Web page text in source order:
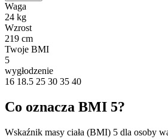
Waga
24 kg
Wzrost
219 cm
Twoje BMI
5
wygłodzenie
16 18.5 25 30 35 40
Co oznacza BMI 5?
Wskaźnik masy ciała (BMI) 5 dla osoby